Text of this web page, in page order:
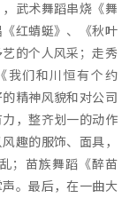
武术舞蹈串烧《舞
红蜻蜓》、《秋叶
的个人风采；走秀
我们和川恒有个约
精神风貌和对公司
，整齐划一的动作
趣的服饰、面具，
；苗族舞蹈《醉苗
。最后，在一曲大